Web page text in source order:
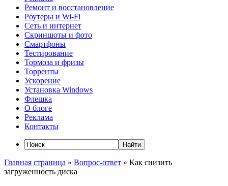
Ремонт и восстановление
Роутеры и Wi-Fi
Сеть и интернет
Скриншоты и фото
Смартфоны
Тестирование
Тормоза и фризы
Торренты
Ускорение
Установка Windows
Флешка
О блоге
Реклама
Контакты
Главная страница » Вопрос-ответ » Как снизить
загруженность диска